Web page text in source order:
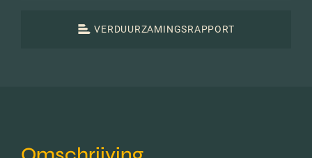
VERDUURZAMINGSRAPPORT